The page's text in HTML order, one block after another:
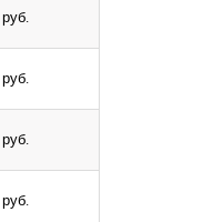
руб.
руб.
руб.
руб.